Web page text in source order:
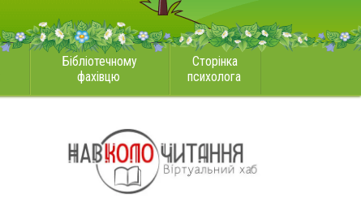
Бібліотечному
фахівцю
Сторінка
психолога